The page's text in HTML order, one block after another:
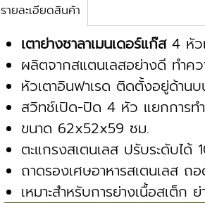
รายละเอียดสินค้า
เตาย่างซาลาเมนเดอร์แก๊ส4 หัว
ผลิตจากสแตนเลสอย่างดี ทำคว
หัวเตาอินฟาเรด ติดตั้งอยู่ด้าน
สวิทช์เปิด-ปิด 4 หัว แยกการทำ
ขนาด 62x52x59 ซม.
ตะแกรงสเตนเลส ปรับระดับได้
ถาดรองเศษอาหารสเตนเลส ถ
เหมาะสำหรับการย่างเนื้อสเต็ก